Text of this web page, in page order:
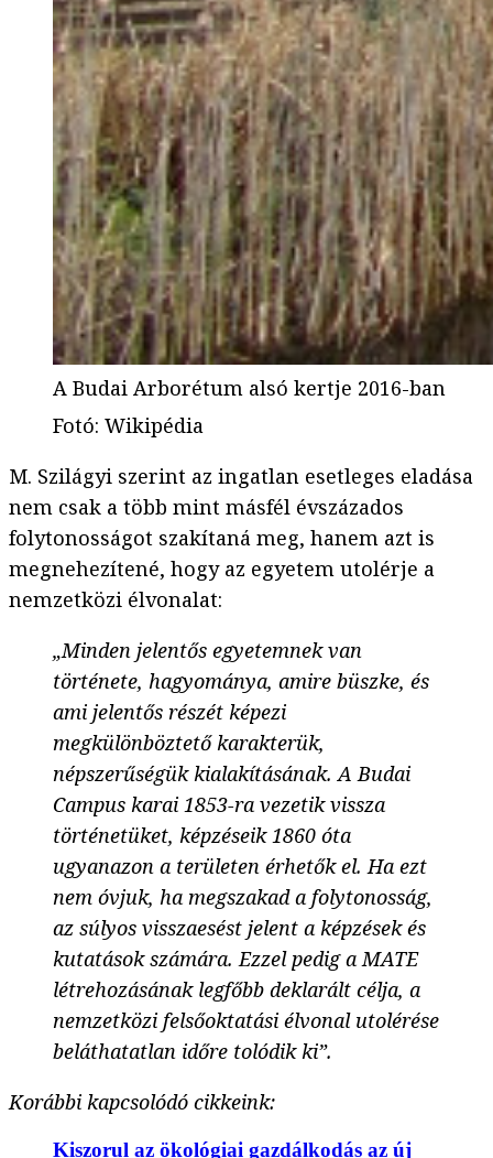
A Budai Arborétum alsó kertje 2016-ban
Fotó: Wikipédia
M. Szilágyi szerint az ingatlan esetleges eladása
nem csak a több mint másfél évszázados
folytonosságot szakítaná meg, hanem azt is
megnehezítené, hogy az egyetem utolérje a
nemzetközi élvonalat:
„Minden jelentős egyetemnek van
története, hagyománya, amire büszke, és
ami jelentős részét képezi
megkülönböztető karakterük,
népszerűségük kialakításának. A Budai
Campus karai 1853-ra vezetik vissza
történetüket, képzéseik 1860 óta
ugyanazon a területen érhetők el. Ha ezt
nem óvjuk, ha megszakad a folytonosság,
az súlyos visszaesést jelent a képzések és
kutatások számára. Ezzel pedig a MATE
létrehozásának legfőbb deklarált célja, a
nemzetközi felsőoktatási élvonal utolérése
beláthatatlan időre tolódik ki”.
Korábbi kapcsolódó cikkeink:
Kiszorul az ökológiai gazdálkodás az új